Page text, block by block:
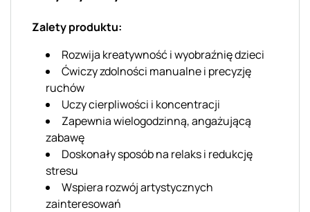
Zalety produktu:
Rozwija kreatywność i wyobraźnię dzieci
Ćwiczy zdolności manualne i precyzję
ruchów
Uczy cierpliwości i koncentracji
Zapewnia wielogodzinną, angażującą
zabawę
Doskonały sposób na relaks i redukcję
stresu
Wspiera rozwój artystycznych
zainteresowań